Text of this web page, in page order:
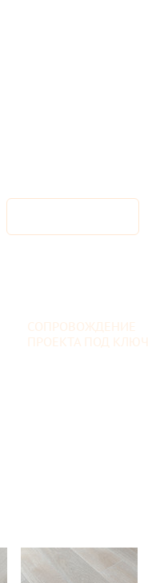
СОПРОВОЖДЕНИЕ
ПРОЕКТА ПОД КЛЮЧ